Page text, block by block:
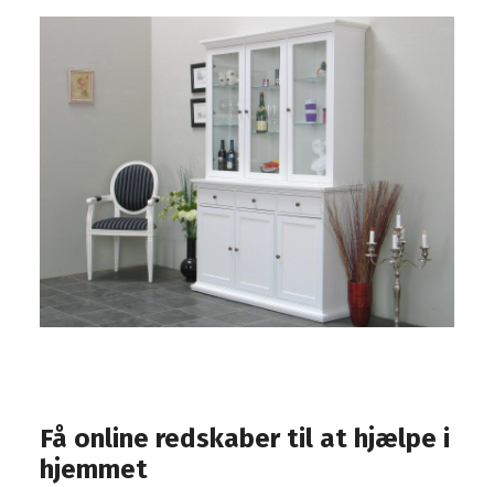
Få online redskaber til at hjælpe i
hjemmet